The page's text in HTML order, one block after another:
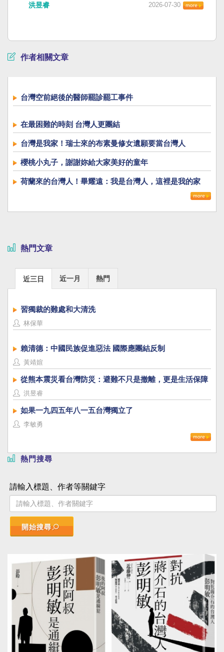
洪昱睿 2026-07-30
作者相關文章
台灣空前絕後的醫師罷診罷工事件
在最困難的時刻 台灣人更團結
台灣是我家！瑞士來的布素曼修女遺願要當台灣人
櫻桃小丸子，謝謝妳給大家美好的童年
荷蘭來的台灣人！畢耀遠：我是台灣人，這裡是我的家
熱門文章
近三日 近一月 熱門
習獨裁的難處和大清洗
林保華
賴清德：中國民族促進惡法 國際應團結反制
黃靖媗
從熊本震災看台灣防災：避難不只是撤離，更是生活保障
洪昱睿
如果一九四五年八一五台灣獨立了
李敏勇
熱門搜尋
請輸入標題、作者等關鍵字
開始搜尋